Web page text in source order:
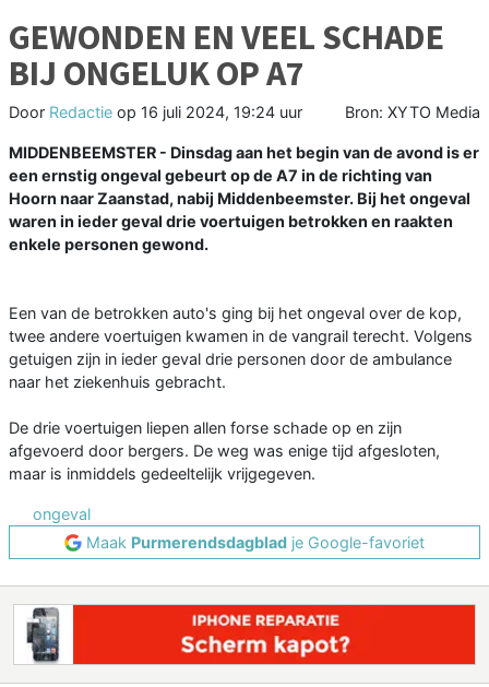
GEWONDEN EN VEEL SCHADE
BIJ ONGELUK OP A7
Door Redactie op 16 juli 2024, 19:24 uur Bron: XYTO Media
MIDDENBEEMSTER - Dinsdag aan het begin van de avond is er
een ernstig ongeval gebeurt op de A7 in de richting van
Hoorn naar Zaanstad, nabij Middenbeemster. Bij het ongeval
waren in ieder geval drie voertuigen betrokken en raakten
enkele personen gewond.
Een van de betrokken auto's ging bij het ongeval over de kop,
twee andere voertuigen kwamen in de vangrail terecht. Volgens
getuigen zijn in ieder geval drie personen door de ambulance
naar het ziekenhuis gebracht.
De drie voertuigen liepen allen forse schade op en zijn
afgevoerd door bergers. De weg was enige tijd afgesloten,
maar is inmiddels gedeeltelijk vrijgegeven.
ongeval
Maak Purmerendsdagblad je Google-favoriet